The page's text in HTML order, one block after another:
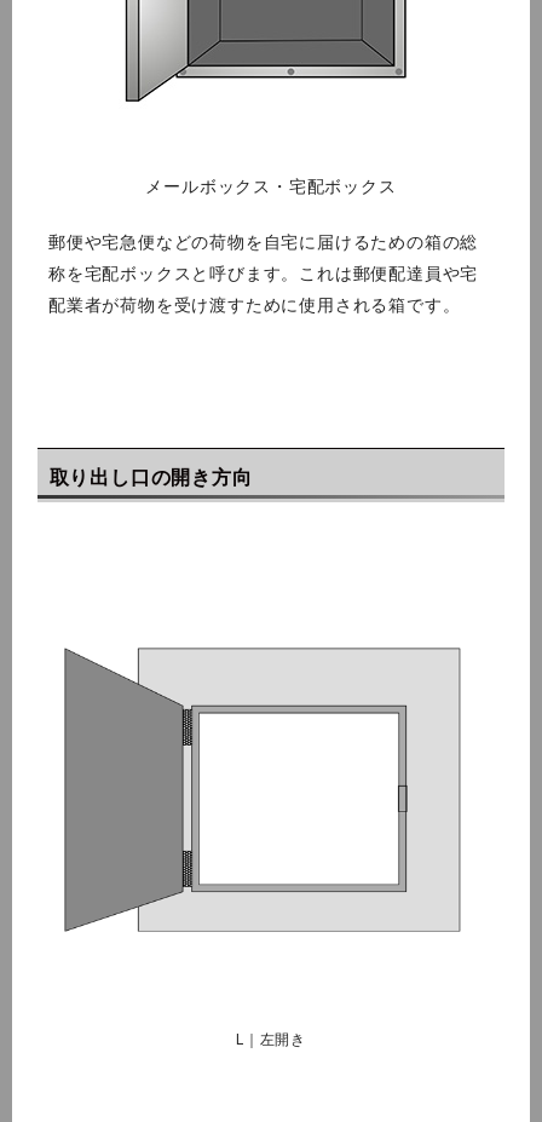
メールボックス・宅配ボックス
郵便や宅急便などの荷物を自宅に届けるための箱の総
称を宅配ボックスと呼びます。これは郵便配達員や宅
配業者が荷物を受け渡すために使用される箱です。
取り出し口の開き方向
L｜左開き